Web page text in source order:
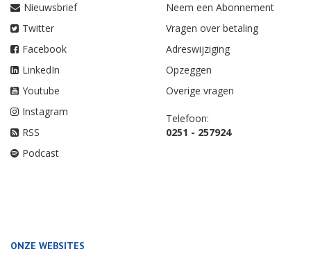
Nieuwsbrief
Twitter
Facebook
LinkedIn
Youtube
Instagram
RSS
Podcast
Neem een Abonnement
Vragen over betaling
Adreswijziging
Opzeggen
Overige vragen
Telefoon:
0251 - 257924
ONZE WEBSITES